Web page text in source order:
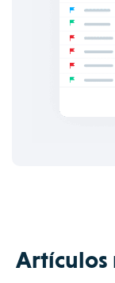
Artículos